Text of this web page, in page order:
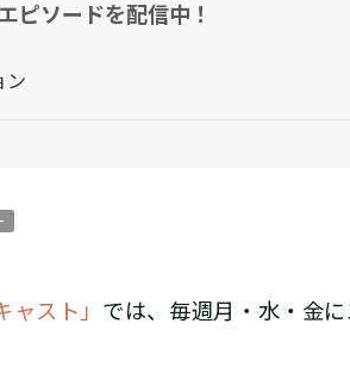
ピソードを配信中！
ン
ャスト」 では、毎週月・水・金に